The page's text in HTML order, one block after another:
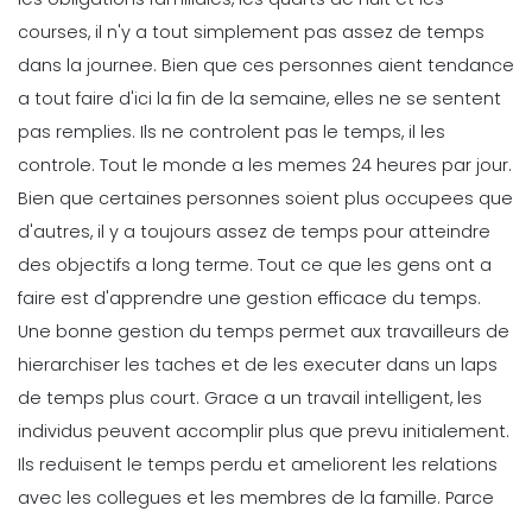
courses, il n'y a tout simplement pas assez de temps
dans la journee. Bien que ces personnes aient tendance
a tout faire d'ici la fin de la semaine, elles ne se sentent
pas remplies. Ils ne controlent pas le temps, il les
controle. Tout le monde a les memes 24 heures par jour.
Bien que certaines personnes soient plus occupees que
d'autres, il y a toujours assez de temps pour atteindre
des objectifs a long terme. Tout ce que les gens ont a
faire est d'apprendre une gestion efficace du temps.
Une bonne gestion du temps permet aux travailleurs de
hierarchiser les taches et de les executer dans un laps
de temps plus court. Grace a un travail intelligent, les
individus peuvent accomplir plus que prevu initialement.
Ils reduisent le temps perdu et ameliorent les relations
avec les collegues et les membres de la famille. Parce